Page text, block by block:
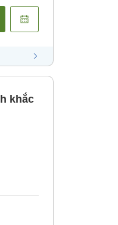
khắc